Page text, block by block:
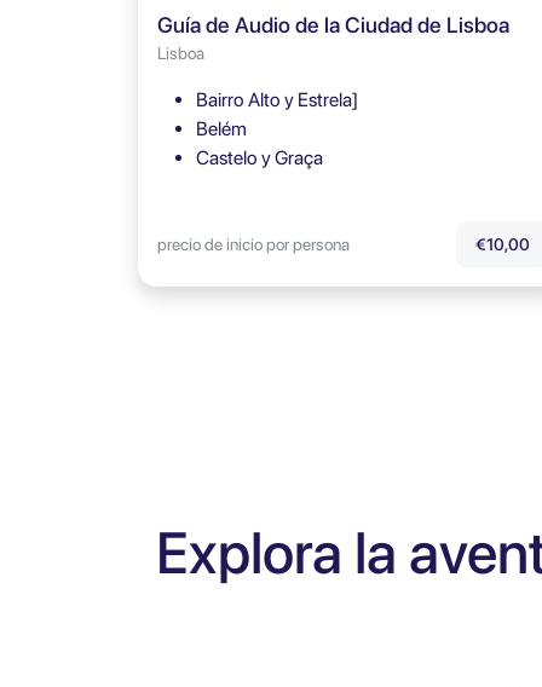
Guía de Audio de la Ciudad de Lisboa
Lisboa
Bairro Alto y Estrela]
Belém
Castelo y Graça
precio de inicio por persona €10,00
Explora la